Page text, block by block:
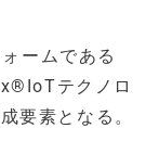
ームである
テクノロ
要素となる。